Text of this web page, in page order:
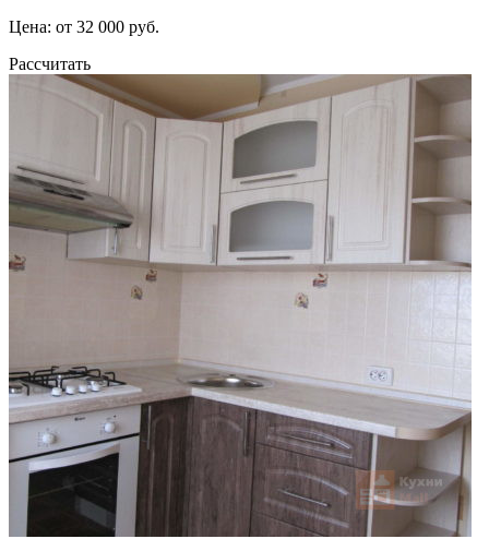
Цена: от 32 000 руб.
Рассчитать